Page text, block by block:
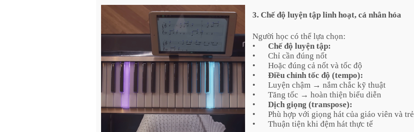
3. Chế độ luyện tập linh hoạt, cá nhân hóa
Người học có thể lựa chọn:
•
Chế độ luyện tập:
•
Chỉ cần đúng nốt
•
Hoặc đúng cả nốt và tốc độ
•
Điều chỉnh tốc độ (tempo):
•
Luyện chậm → nắm chắc kỹ thuật
•
Tăng tốc → hoàn thiện biểu diễn
•
Dịch giọng (transpose):
•
Phù hợp với giọng hát của giáo viên và trẻ
•
Thuận tiện khi đệm hát thực tế